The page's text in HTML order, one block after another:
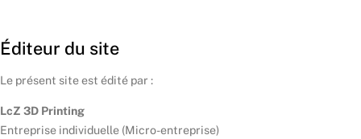
Éditeur du site
Le présent site est édité par :
LcZ 3D Printing
Entreprise individuelle (Micro-entreprise)